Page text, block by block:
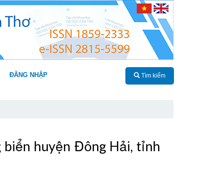
ĐĂNG NHẬP Tìm kiếm
huyện Đông Hải, tỉnh